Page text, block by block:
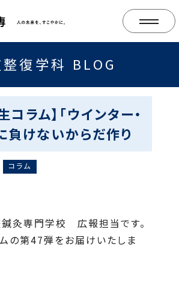
復学科 BLOG
コラム】「ウインター・
負けないからだ作り
コラム
灸専門学校 広報担当です。
の第47弾をお届けいたしま